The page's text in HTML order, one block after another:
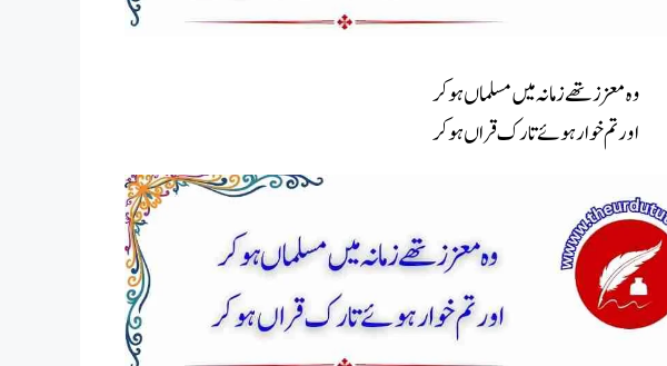
وہ معززتھے زمانہ میں مسلماں ہوکر
اور تم خوار ہوئے تارک قراں ہوکر